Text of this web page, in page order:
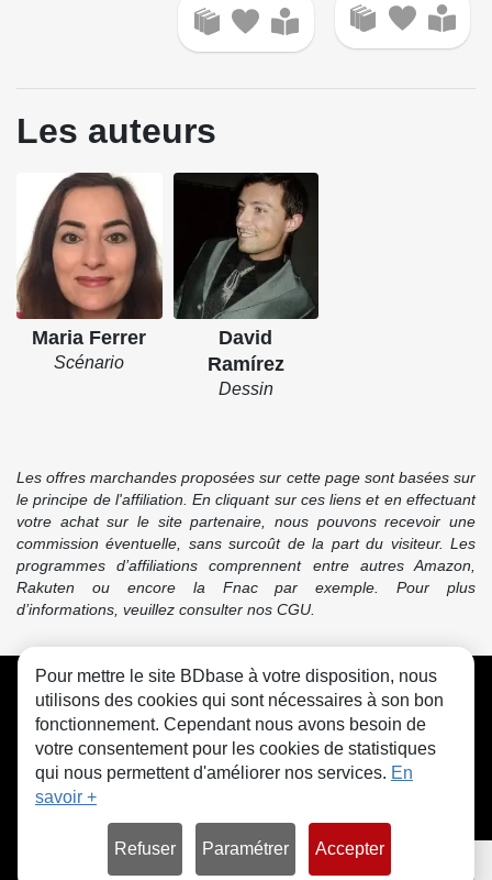
Les auteurs
Maria Ferrer
Scénario
David
Ramírez
Dessin
Les offres marchandes proposées sur cette page sont basées sur
le principe de l'affiliation. En cliquant sur ces liens et en effectuant
votre achat sur le site partenaire, nous pouvons recevoir une
commission éventuelle, sans surcoût de la part du visiteur. Les
programmes d’affiliations comprennent entre autres Amazon,
Rakuten ou encore la Fnac par exemple. Pour plus
d’informations, veuillez consulter nos CGU.
CGU FAQ Contact Cookies
Pour mettre le site BDbase à votre disposition, nous
utilisons des cookies qui sont nécessaires à son bon
fonctionnement. Cependant nous avons besoin de
votre consentement pour les cookies de statistiques
qui nous permettent d'améliorer nos services. En
savoir +
Refuser Paramétrer Accepter